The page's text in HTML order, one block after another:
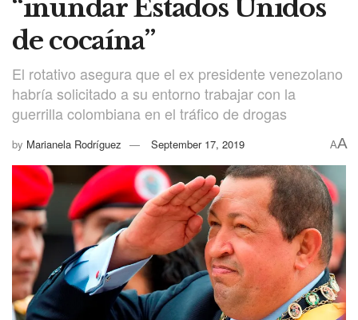
“inundar Estados Unidos
de cocaína”
El rotativo asegura que el ex presidente venezolano
habría solicitado a su entorno trabajar con la
guerrilla colombiana en el tráfico de drogas
by Marianela Rodríguez September 17, 2019 AA